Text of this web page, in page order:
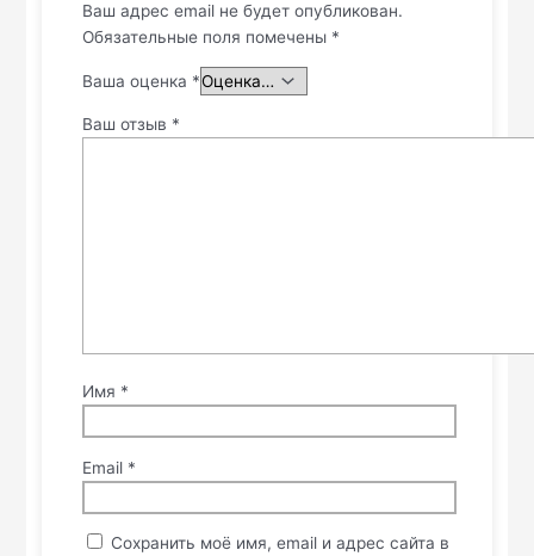
Ваш адрес email не будет опубликован.
Обязательные поля помечены *
Ваша оценка *
Ваш отзыв *
Имя *
Email *
Сохранить моё имя, email и адрес сайта в